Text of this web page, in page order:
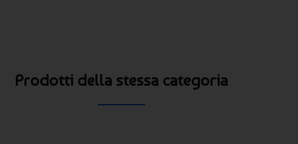
Prodotti della stessa categoria